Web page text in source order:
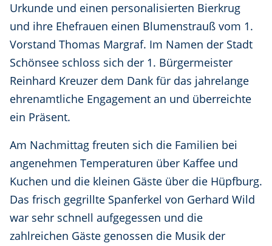
Urkunde und einen personalisierten Bierkrug
und ihre Ehefrauen einen Blumenstrauß vom 1.
Vorstand Thomas Margraf. Im Namen der Stadt
Schönsee schloss sich der 1. Bürgermeister
Reinhard Kreuzer dem Dank für das jahrelange
ehrenamtliche Engagement an und überreichte
ein Präsent.
Am Nachmittag freuten sich die Familien bei
angenehmen Temperaturen über Kaffee und
Kuchen und die kleinen Gäste über die Hüpfburg.
Das frisch gegrillte Spanferkel von Gerhard Wild
war sehr schnell aufgegessen und die
zahlreichen Gäste genossen die Musik der